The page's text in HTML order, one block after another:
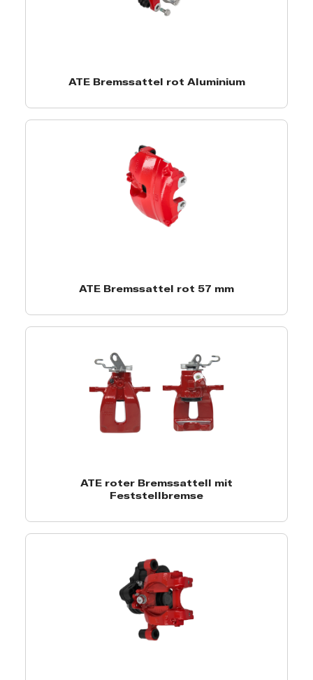
ATE Bremssattel rot Aluminium
ATE Bremssattel rot 57 mm
ATE roter Bremssattell mit
Feststellbremse